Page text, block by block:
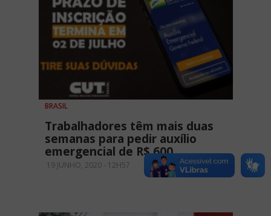
BRASIL
Trabalhadores têm mais duas
semanas para pedir auxílio
emergencial de R$ 600
19 JUNHO, 2020 - 12H57